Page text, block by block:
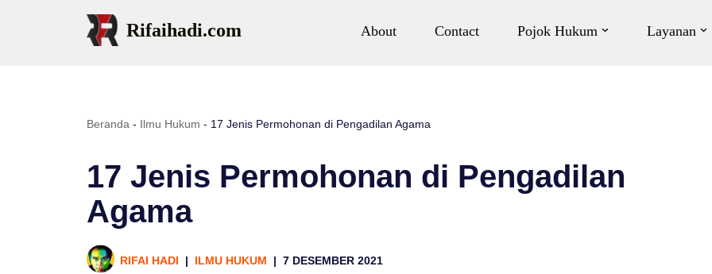
Rifaihadi.com About Contact Pojok Hukum Layanan
Beranda - Ilmu Hukum - 17 Jenis Permohonan di Pengadilan Agama
17 Jenis Permohonan di Pengadilan
Agama
RIFAI HADI ILMU HUKUM 7 DESEMBER 2021